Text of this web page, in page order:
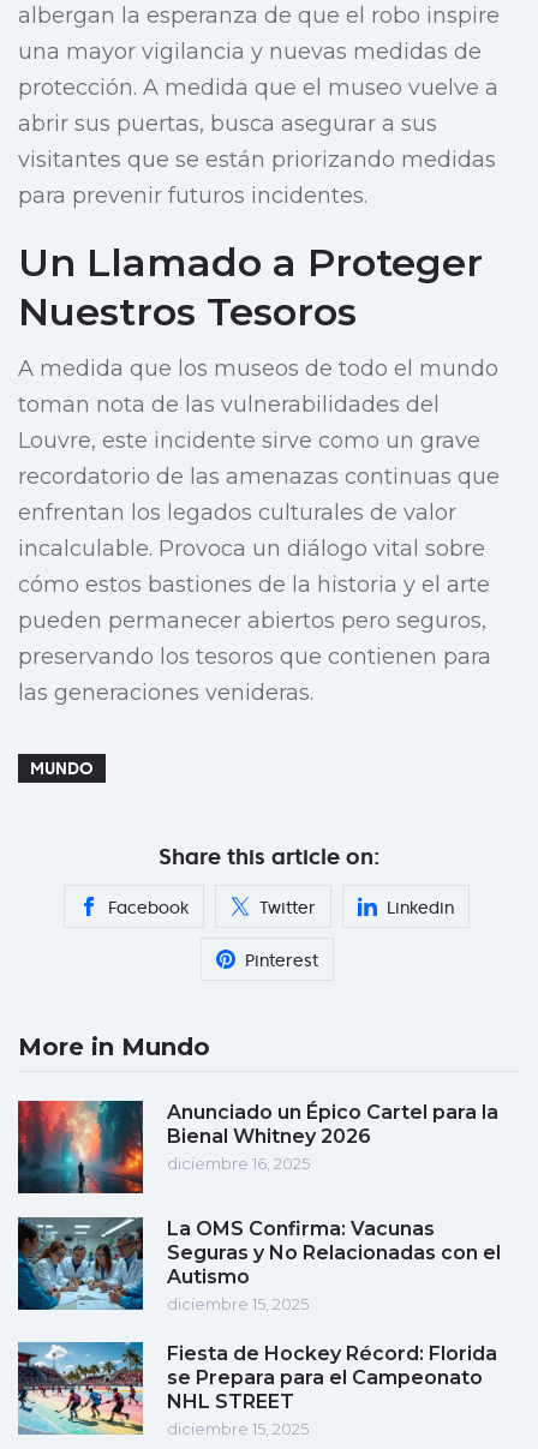
albergan la esperanza de que el robo inspire
una mayor vigilancia y nuevas medidas de
protección. A medida que el museo vuelve a
abrir sus puertas, busca asegurar a sus
visitantes que se están priorizando medidas
para prevenir futuros incidentes.
Un Llamado a Proteger
Nuestros Tesoros
A medida que los museos de todo el mundo
toman nota de las vulnerabilidades del
Louvre, este incidente sirve como un grave
recordatorio de las amenazas continuas que
enfrentan los legados culturales de valor
incalculable. Provoca un diálogo vital sobre
cómo estos bastiones de la historia y el arte
pueden permanecer abiertos pero seguros,
preservando los tesoros que contienen para
las generaciones venideras.
MUNDO
Share this article on:
Facebook Twitter Linkedin
Pinterest
More in Mundo
Anunciado un Épico Cartel para la
Bienal Whitney 2026
diciembre 16, 2025
La OMS Confirma: Vacunas
Seguras y No Relacionadas con el
Autismo
diciembre 15, 2025
Fiesta de Hockey Récord: Florida
se Prepara para el Campeonato
NHL STREET
diciembre 15, 2025